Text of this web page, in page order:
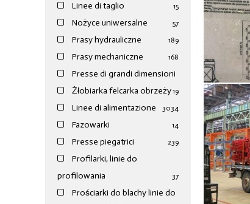
Linee di taglio 15
Nożyce uniwersalne 57
Prasy hydrauliczne 189
Prasy mechaniczne 168
Presse di grandi dimensioni
19
Żłobiarka felcarka obrzeży
34
Linee di alimentazione 30
Fazowarki 14
Presse piegatrici 239
Profilarki, linie do
profilowania
37
Prościarki do blachy linie do